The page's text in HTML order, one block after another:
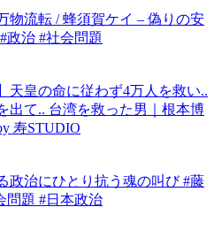
物流転 / 蜂須賀ケイ – 偽りの安
政治 #社会問題
天皇の命に従わず4万人を救い..
出て.. 台湾を救った男｜根本博
寿STUDIO
政治にひとり抗う魂の叫び #藤
問題 #日本政治